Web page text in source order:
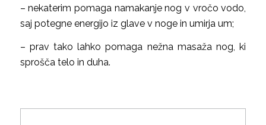
– nekaterim pomaga namakanje nog v vročo vodo,
saj potegne energijo iz glave v noge in umirja um;
– prav tako lahko pomaga nežna masaža nog, ki
sprošča telo in duha.